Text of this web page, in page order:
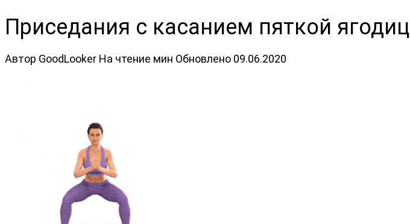
Приседания с касанием пяткой ягодиц
Автор GoodLooker На чтение мин Обновлено 09.06.2020